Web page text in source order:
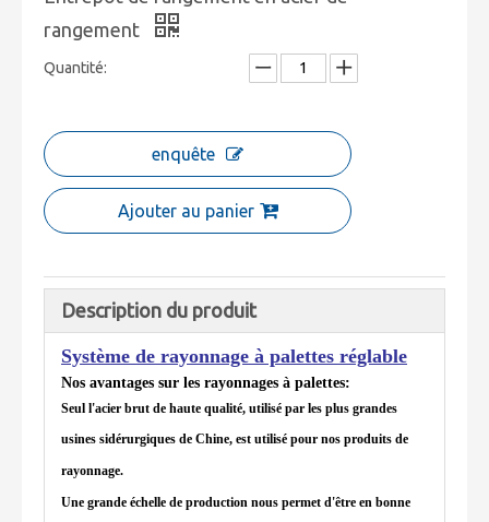
rangement
Quantité:
enquête
Ajouter au panier
Description du produit
Système de rayonnage à palettes réglable
Nos avantages sur les rayonnages à palettes:
Seul l'acier brut de haute qualité, utilisé par les plus grandes
usines sidérurgiques de Chine, est utilisé pour nos produits de
rayonnage.
Une grande échelle de production nous permet d'être en bonne